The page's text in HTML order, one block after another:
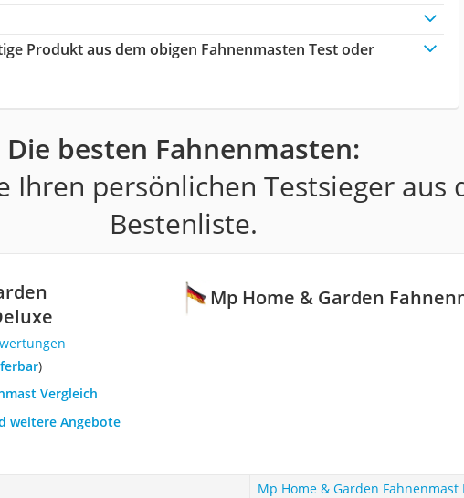
Produkt aus dem obigen Fahnenmasten Test oder
Die besten Fahnenmasten:
Ihren persönlichen Testsieger aus
Bestenliste.
Mp Home & Garden
)
Vergleich
weitere Angebote
Mp Home & Garden Fahnenmast